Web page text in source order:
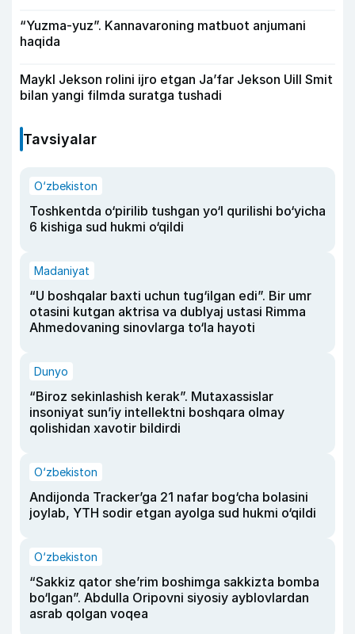
“Yuzma-yuz”. Kannavaroning matbuot anjumani
haqida
Maykl Jekson rolini ijro etgan Ja’far Jekson Uill Smit
bilan yangi filmda suratga tushadi
Tavsiyalar
O‘zbekiston
Toshkentda o‘pirilib tushgan yo‘l qurilishi bo‘yicha
6 kishiga sud hukmi o‘qildi
Madaniyat
“U boshqalar baxti uchun tug‘ilgan edi”. Bir umr
otasini kutgan aktrisa va dublyaj ustasi Rimma
Ahmedovaning sinovlarga to‘la hayoti
Dunyo
“Biroz sekinlashish kerak”. Mutaxassislar
insoniyat sun’iy intellektni boshqara olmay
qolishidan xavotir bildirdi
O‘zbekiston
Andijonda Tracker’ga 21 nafar bog‘cha bolasini
joylab, YTH sodir etgan ayolga sud hukmi o‘qildi
O‘zbekiston
“Sakkiz qator she’rim boshimga sakkizta bomba
bo‘lgan”. Abdulla Oripovni siyosiy ayblovlardan
asrab qolgan voqea